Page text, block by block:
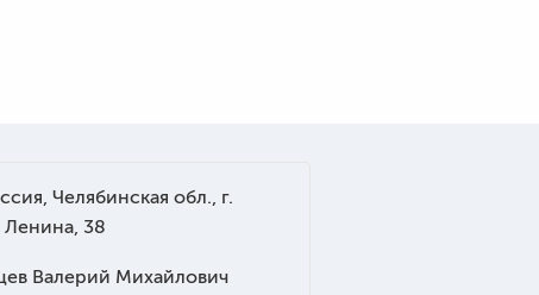
Челябинская обл., г.
Ленина, 38
Валерий Михайлович